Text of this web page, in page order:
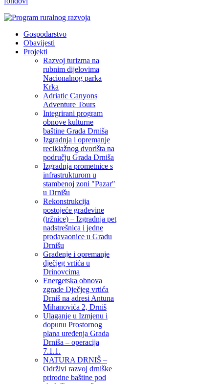
Gospodarstvo
Obavijesti
Projekti
Razvoj turizma na
rubnim dijelovima
Nacionalnog parka
Krka
Adriatic Canyons
Adventure Tours
Integrirani program
obnove kulturne
baštine Grada Drniša
Izgradnja i opremanje
reciklažnog dvorišta na
području Grada Drniša
Izgradnja prometnice s
infrastrukturom u
stambenoj zoni "Pazar"
u Drnišu
Rekonstrukcija
postojeće građevine
(tržnice) – Izgradnja pet
nadstrešnica i jedne
prodavaonice u Gradu
Drnišu
Građenje i opremanje
dječjeg vrtića u
Drinovcima
Energetska obnova
zgrade Dječjeg vrtića
Drniš na adresi Antuna
Mihanovića 2, Drniš
Ulaganje u Izmjenu i
dopunu Prostornog
plana uređenja Grada
Drniša – operacija
7.1.1.
NATURA DRNIŠ –
Održivi razvoj drniške
prirodne baštine pod